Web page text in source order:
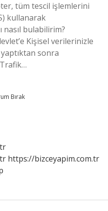
tüm tescil işlemlerini
kullanarak
nasıl bulabilirim?
Kişisel verilerinizle
sonra
Bırak
https://bizceyapim.com.tr